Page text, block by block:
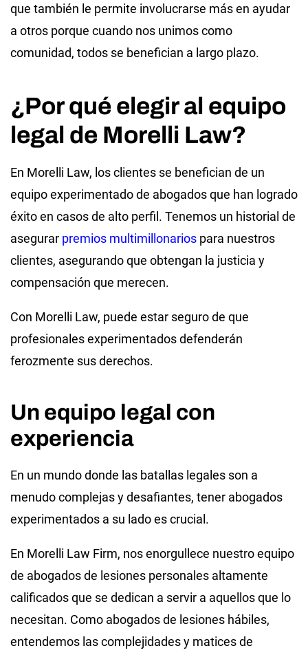
que también le permite involucrarse más en ayudar
a otros porque cuando nos unimos como
comunidad, todos se benefician a largo plazo.
¿Por qué elegir al equipo
legal de Morelli Law?
En Morelli Law, los clientes se benefician de un
equipo experimentado de abogados que han logrado
éxito en casos de alto perfil. Tenemos un historial de
asegurar premios multimillonarios para nuestros
clientes, asegurando que obtengan la justicia y
compensación que merecen.
Con Morelli Law, puede estar seguro de que
profesionales experimentados defenderán
ferozmente sus derechos.
Un equipo legal con
experiencia
En un mundo donde las batallas legales son a
menudo complejas y desafiantes, tener abogados
experimentados a su lado es crucial.
En Morelli Law Firm, nos enorgullece nuestro equipo
de abogados de lesiones personales altamente
calificados que se dedican a servir a aquellos que lo
necesitan. Como abogados de lesiones hábiles,
entendemos las complejidades y matices de